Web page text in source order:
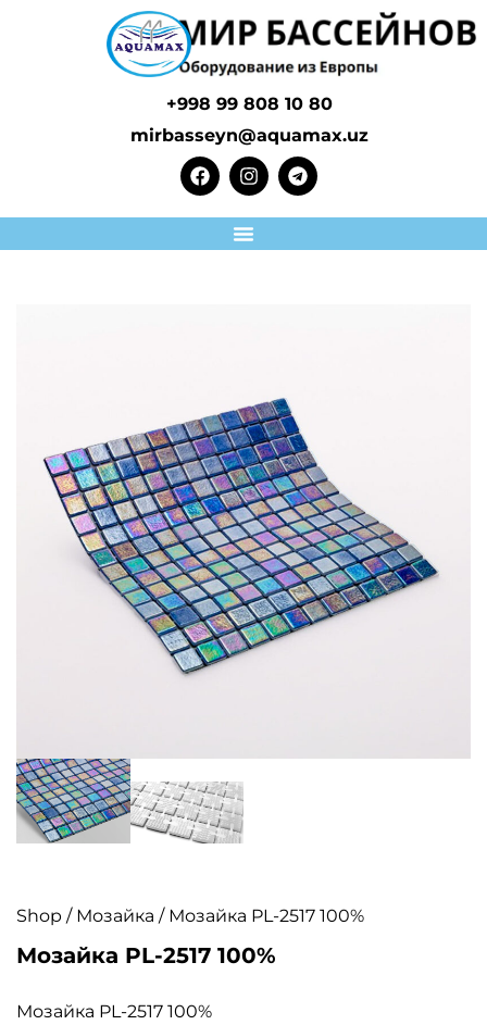
+998 99 808 10 80
mirbasseyn@aquamax.uz
Shop / Мозайка / Мозайка PL-2517 100%
Мозайка PL-2517 100%
Мозайка PL-2517 100%